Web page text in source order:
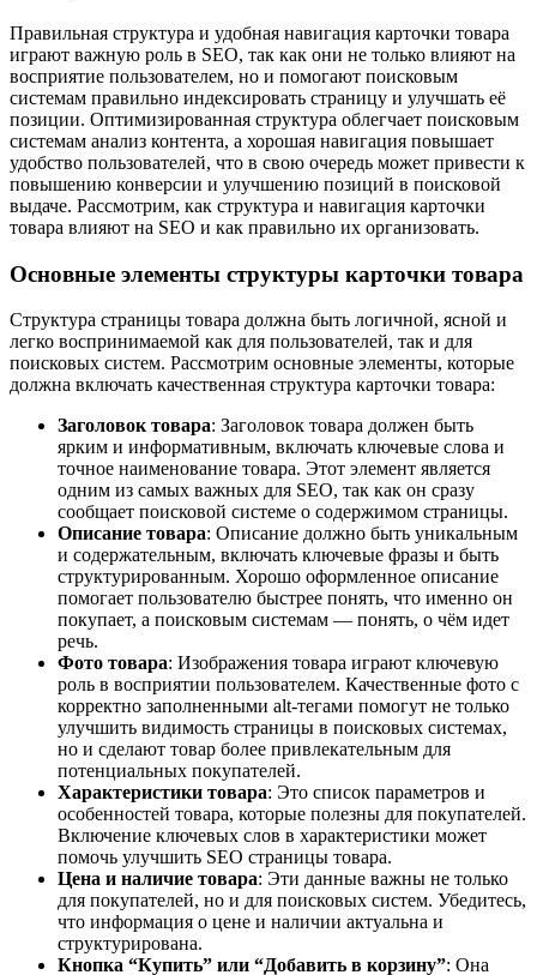
Правильная структура и удобная навигация карточки товара
играют важную роль в SEO, так как они не только влияют на
восприятие пользователем, но и помогают поисковым
системам правильно индексировать страницу и улучшать её
позиции. Оптимизированная структура облегчает поисковым
системам анализ контента, а хорошая навигация повышает
удобство пользователей, что в свою очередь может привести к
повышению конверсии и улучшению позиций в поисковой
выдаче. Рассмотрим, как структура и навигация карточки
товара влияют на SEO и как правильно их организовать.
Основные элементы структуры карточки товара
Структура страницы товара должна быть логичной, ясной и
легко воспринимаемой как для пользователей, так и для
поисковых систем. Рассмотрим основные элементы, которые
должна включать качественная структура карточки товара:
Заголовок товара: Заголовок товара должен быть
ярким и информативным, включать ключевые слова и
точное наименование товара. Этот элемент является
одним из самых важных для SEO, так как он сразу
сообщает поисковой системе о содержимом страницы.
Описание товара: Описание должно быть уникальным
и содержательным, включать ключевые фразы и быть
структурированным. Хорошо оформленное описание
помогает пользователю быстрее понять, что именно он
покупает, а поисковым системам — понять, о чём идет
речь.
Фото товара: Изображения товара играют ключевую
роль в восприятии пользователем. Качественные фото с
корректно заполненными alt-тегами помогут не только
улучшить видимость страницы в поисковых системах,
но и сделают товар более привлекательным для
потенциальных покупателей.
Характеристики товара: Это список параметров и
особенностей товара, которые полезны для покупателей.
Включение ключевых слов в характеристики может
помочь улучшить SEO страницы товара.
Цена и наличие товара: Эти данные важны не только
для покупателей, но и для поисковых систем. Убедитесь,
что информация о цене и наличии актуальна и
структурирована.
Кнопка “Купить” или “Добавить в корзину”: Она